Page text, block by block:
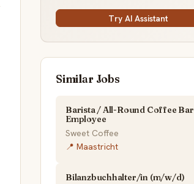
Try AI Assistant
Similar Jobs
Barista / All-Round Coffee Bar
Employee
Sweet Coffee
📍 Maastricht
Bilanzbuchhalter/in (m/w/d)